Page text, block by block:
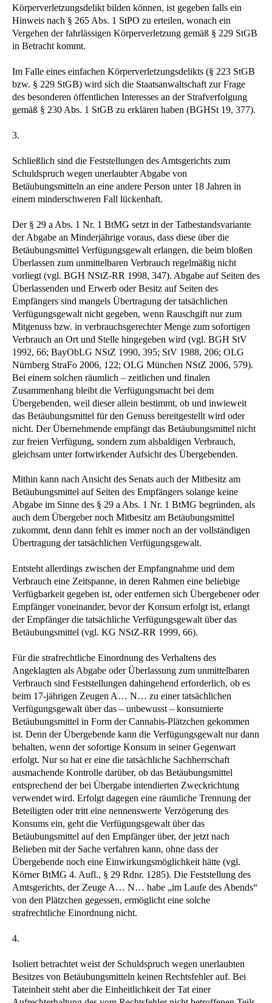
Körperverletzungsdelikt bilden können, ist gegeben falls ein
Hinweis nach § 265 Abs. 1 StPO zu erteilen, wonach ein
Vergehen der fahrlässigen Körperverletzung gemäß § 229 StGB
in Betracht kommt.
Im Falle eines einfachen Körperverletzungsdelikts (§ 223 StGB
bzw. § 229 StGB) wird sich die Staatsanwaltschaft zur Frage
des besonderen öffentlichen Interesses an der Strafverfolgung
gemäß § 230 Abs. 1 StGB zu erklären haben (BGHSt 19, 377).
3.
Schließlich sind die Feststellungen des Amtsgerichts zum
Schuldspruch wegen unerlaubter Abgabe von
Betäubungsmitteln an eine andere Person unter 18 Jahren in
einem minderschweren Fall lückenhaft.
Der § 29 a Abs. 1 Nr. 1 BtMG setzt in der Tatbestandsvariante
der Abgabe an Minderjährige voraus, dass diese über die
Betäubungsmittel Verfügungsgewalt erlangen, die beim bloßen
Überlassen zum unmittelbaren Verbrauch regelmäßig nicht
vorliegt (vgl. BGH NStZ-RR 1998, 347). Abgabe auf Seiten des
Überlassenden und Erwerb oder Besitz auf Seiten des
Empfängers sind mangels Übertragung der tatsächlichen
Verfügungsgewalt nicht gegeben, wenn Rauschgift nur zum
Mitgenuss bzw. in verbrauchsgerechter Menge zum sofortigen
Verbrauch an Ort und Stelle hingegeben wird (vgl. BGH StV
1992, 66; BayObLG NStZ 1990, 395; StV 1988, 206; OLG
Nürnberg StraFo 2006, 122; OLG München NStZ 2006, 579).
Bei einem solchen räumlich – zeitlichen und finalen
Zusammenhang bleibt die Verfügungsmacht bei dem
Übergebenden, weil dieser allein bestimmt, ob und inwieweit
das Betäubungsmittel für den Genuss bereitgestellt wird oder
nicht. Der Übernehmende empfängt das Betäubungsmittel nicht
zur freien Verfügung, sondern zum alsbaldigen Verbrauch,
gleichsam unter fortwirkender Aufsicht des Übergebenden.
Mithin kann nach Ansicht des Senats auch der Mitbesitz am
Betäubungsmittel auf Seiten des Empfängers solange keine
Abgabe im Sinne des § 29 a Abs. 1 Nr. 1 BtMG begründen, als
auch dem Übergeber noch Mitbesitz am Betäubungsmittel
zukommt, denn dann fehlt es immer noch an der vollständigen
Übertragung der tatsächlichen Verfügungsgewalt.
Entsteht allerdings zwischen der Empfangnahme und dem
Verbrauch eine Zeitspanne, in deren Rahmen eine beliebige
Verfügbarkeit gegeben ist, oder entfernen sich Übergebener oder
Empfänger voneinander, bevor der Konsum erfolgt ist, erlangt
der Empfänger die tatsächliche Verfügungsgewalt über das
Betäubungsmittel (vgl. KG NStZ-RR 1999, 66).
Für die strafrechtliche Einordnung des Verhaltens des
Angeklagten als Abgabe oder Überlassung zum unmittelbaren
Verbrauch sind Feststellungen dahingehend erforderlich, ob es
beim 17-jährigen Zeugen A… N… zu einer tatsächlichen
Verfügungsgewalt über das – unbewusst – konsumierte
Betäubungsmittel in Form der Cannabis-Plätzchen gekommen
ist. Denn der Übergebende kann die Verfügungsgewalt nur dann
behalten, wenn der sofortige Konsum in seiner Gegenwart
erfolgt. Nur so hat er eine die tatsächliche Sachherrschaft
ausmachende Kontrolle darüber, ob das Betäubungsmittel
entsprechend der bei Übergabe intendierten Zweckrichtung
verwendet wird. Erfolgt dagegen eine räumliche Trennung der
Beteiligten oder tritt eine nennenswerte Verzögerung des
Konsums ein, geht die Verfügungsgewalt über das
Betäubungsmittel auf den Empfänger über, der jetzt nach
Belieben mit der Sache verfahren kann, ohne dass der
Übergebende noch eine Einwirkungsmöglichkeit hätte (vgl.
Körner BtMG 4. Aufl., § 29 Rdnr. 1285). Die Feststellung des
Amtsgerichts, der Zeuge A… N… habe „im Laufe des Abends“
von den Plätzchen gegessen, ermöglicht eine solche
strafrechtliche Einordnung nicht.
4.
Isoliert betrachtet weist der Schuldspruch wegen unerlaubten
Besitzes von Betäubungsmitteln keinen Rechtsfehler auf. Bei
Tateinheit steht aber die Einheitlichkeit der Tat einer